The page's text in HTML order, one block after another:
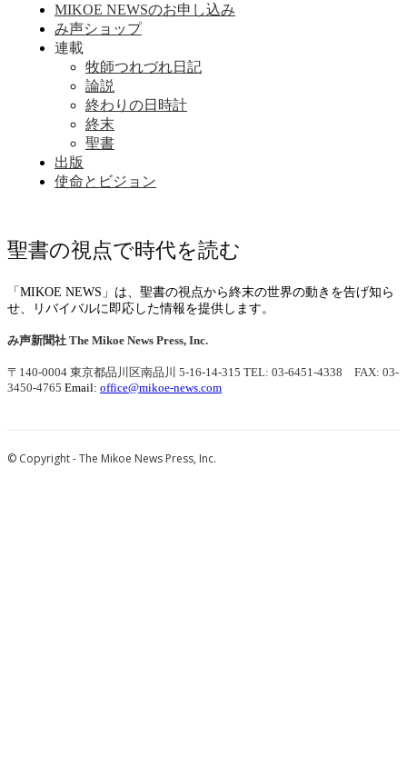
MIKOE NEWSのお申し込み
み声ショップ
連載
牧師つれづれ日記
論説
終わりの日時計
終末
聖書
出版
使命とビジョン
聖書の視点で時代を読む
「MIKOE NEWS」は、聖書の視点から終末の世界の動きを告げ知ら
せ、リバイバルに即応した情報を提供します。
み声新聞社 The Mikoe News Press, Inc.
〒140-0004 東京都品川区南品川 5-16-14-315 TEL: 03-6451-4338 FAX: 03-
3450-4765 Email: office@mikoe-news.com
© Copyright - The Mikoe News Press, Inc.